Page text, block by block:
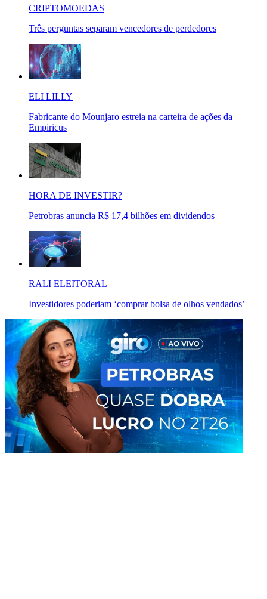
CRIPTOMOEDAS
Três perguntas separam vencedores de perdedores
ELI LILLY
Fabricante do Mounjaro estreia na carteira de ações da
Empiricus
HORA DE INVESTIR?
Petrobras anuncia R$ 17,4 bilhões em dividendos
RALI ELEITORAL
Investidores poderiam ‘comprar bolsa de olhos vendados’